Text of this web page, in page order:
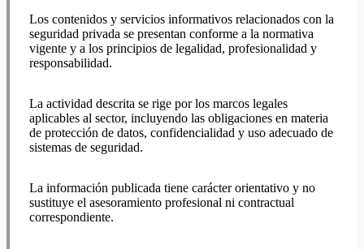
Los contenidos y servicios informativos relacionados con la
seguridad privada se presentan conforme a la normativa
vigente y a los principios de legalidad, profesionalidad y
responsabilidad.
La actividad descrita se rige por los marcos legales
aplicables al sector, incluyendo las obligaciones en materia
de protección de datos, confidencialidad y uso adecuado de
sistemas de seguridad.
La información publicada tiene carácter orientativo y no
sustituye el asesoramiento profesional ni contractual
correspondiente.